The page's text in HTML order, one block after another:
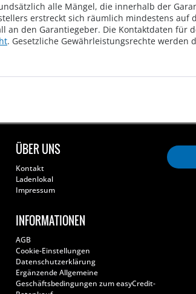
alle Mängel, die innerhalb der
erstreckt sich räumlich mindestens auf
an den Garantiegeber. Die Kontaktdaten für
. Gesetzliche Gewährleistungsrechte werden
ÜBER UNS
Kontakt
Ladenlokal
Impressum
INFORMATIONEN
AGB
Cookie-Einstellungen
Datenschutzerklärung
Ergänzende Allgemeine
Geschäftsbedingungen zum easyCredit-